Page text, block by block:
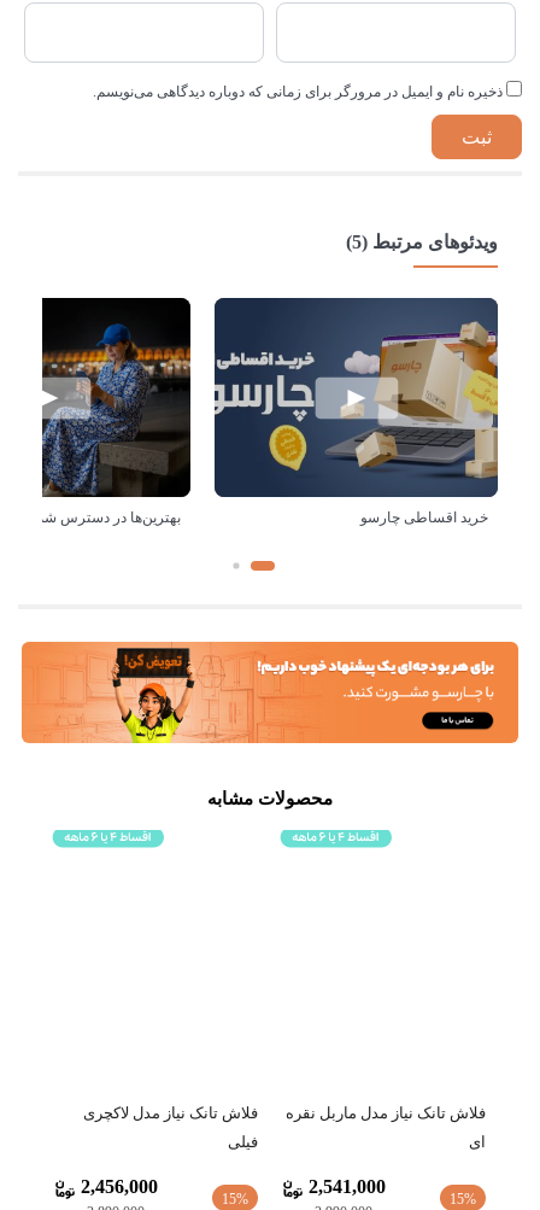
ذخیره نام و ایمیل در مرورگر برای زمانی که دوباره دیدگاهی می‌نویسم.
ویدئوهای مرتبط (5)
خرید اقساطی چارسو بهترین‌ها در دسترس شماست!
محصولات مشابه
فلاش تانک نیاز مدل ماربل نقره
ای
15%
2,541,000
فلاش تانک نیاز مدل لاکچری
فیلی
15%
2,456,000